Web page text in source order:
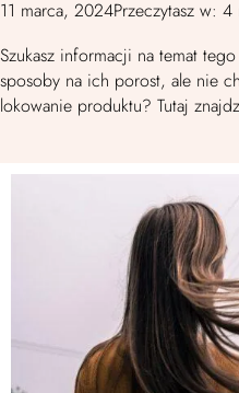
11 marca, 2024Przeczytasz w: 4
Szukasz informacji na temat
sposoby na ich porost, ale nie
lokowanie produktu? Tutaj